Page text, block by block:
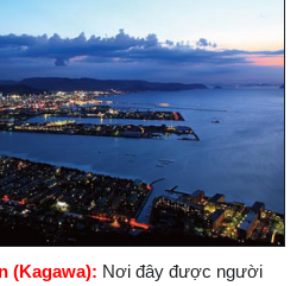
(Kagawa): Nơi đây được người